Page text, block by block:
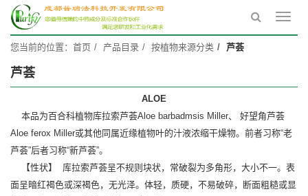
您当前的位置： 首页 产品目录 按植物来源分类 芦荟
芦荟
ALOE
本品为百合科植物库拉索芦荟Aloe barbadmsis Miller、 好望角芦荟
Aloe ferox Miller或其他同属近缘植物叶的汁液浓缩干燥物。前者习称“老
芦荟”后者习称“新芦荟”。
【性状】 库拉索芦荟呈不规则块状，常破裂为多角形，大小不一。表
面呈暗红褐色或深褐色，无光泽。体轻，质硬，不易破碎，断面粗糙或显